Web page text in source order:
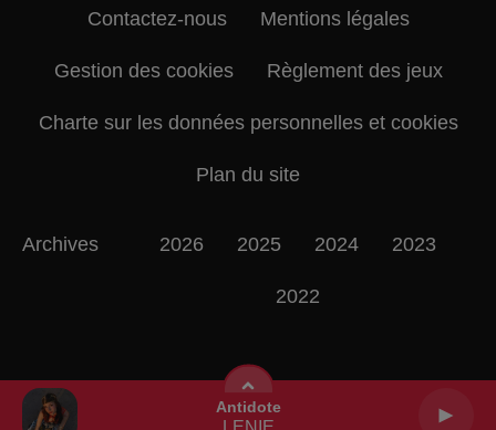
Antidote
Contactez-nous Mentions légales
Gestion des cookies Règlement des jeux
Charte sur les données personnelles et cookies
Plan du site
Archives 2026 2025 2024 2023
2022